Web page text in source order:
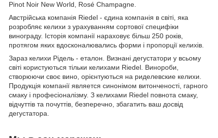
Pinot Noir New World, Rosé Champagne.
Австрійська компанія Riedel - єдина компанія в світі, яка
розробляє келихи з урахуванням сортової специфіки
винограду. Історія компанії нараховує більш 250 років,
протягом яких вдосконалювались форми і пропорції келихів.
Зараз келихи Рідель - еталон. Визнані дегустатори у всьому
світі користуються тільки келихами Riedel. Винороби,
створюючи своє вино, орієнтуються на риделевские келихи.
Продукція компанії является синонімом витонченості, гарного
смаку і професіоналізму. З келихами Riedel повнота смаку,
відчуттів та почуттів, безперечно, збагатить ваш досвід
дегустатора.